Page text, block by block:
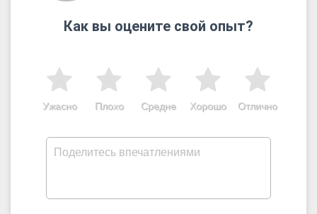
Как вы оцените свой опыт?
Отлично
Хорошо
Средне
Плохо
Ужасно